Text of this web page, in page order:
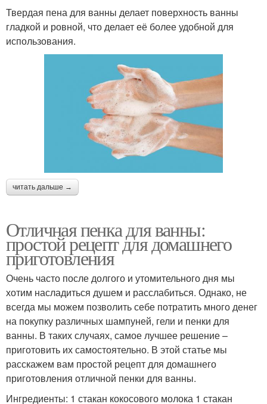
Твердая пена для ванны делает поверхность ванны
гладкой и ровной, что делает её более удобной для
использования.
читать дальше →
Отличная пенка для ванны:
простой рецепт для домашнего
приготовления
Очень часто после долгого и утомительного дня мы
хотим насладиться душем и расслабиться. Однако, не
всегда мы можем позволить себе потратить много денег
на покупку различных шампуней, гели и пенки для
ванны. В таких случаях, самое лучшее решение –
приготовить их самостоятельно. В этой статье мы
расскажем вам простой рецепт для домашнего
приготовления отличной пенки для ванны.
Ингредиенты: 1 стакан кокосового молока 1 стакан